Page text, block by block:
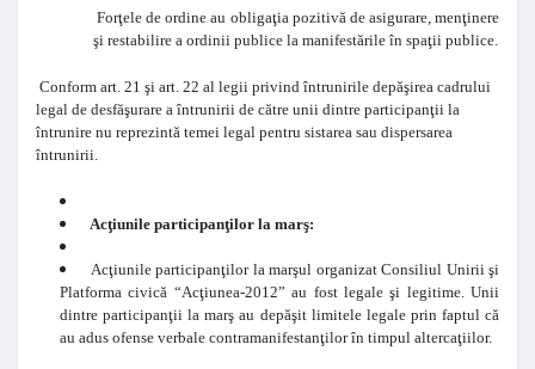
Forţele de ordine au obligaţia pozitivă de asigurare, menţinere
şi restabilire a ordinii publice la manifestările în spaţii publice.
Conform art. 21 şi art. 22 al legii privind întrunirile depăşirea cadrului
legal de desfăşurare a întrunirii de către unii dintre participanţii la
întrunire nu reprezintă temei legal pentru sistarea sau dispersarea
întrunirii.
Acţiunile participanţilor la marş:
Acţiunile participanţilor la marşul organizat Consiliul Unirii şi
Platforma civică “Acţiunea-2012” au fost legale şi legitime. Unii
dintre participanţii la marş au depăşit limitele legale prin faptul că
au adus ofense verbale contramanifestanţilor în timpul altercaţiilor.